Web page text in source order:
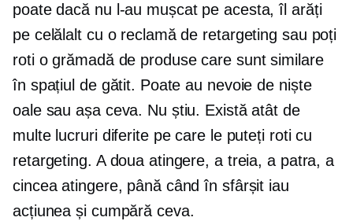
poate dacă nu l-au mușcat pe acesta, îl arăți
pe celălalt cu o reclamă de retargeting sau poți
roti o grămadă de produse care sunt similare
în spațiul de gătit. Poate au nevoie de niște
oale sau așa ceva. Nu știu. Există atât de
multe lucruri diferite pe care le puteți roti cu
retargeting. A doua atingere, a treia, a patra, a
cincea atingere, până când în sfârșit iau
acțiunea și cumpără ceva.